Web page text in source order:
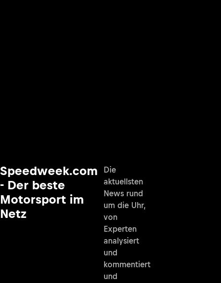
Speedweek.com
- Der beste
Motorsport im
Netz
Die
aktuellsten
News rund
um die Uhr,
von
Experten
analysiert
und
kommentiert
und